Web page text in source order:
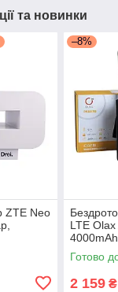
та новинки
ZTE Neo
–8%
LTE
та дачі
Готово
2 159 ₴